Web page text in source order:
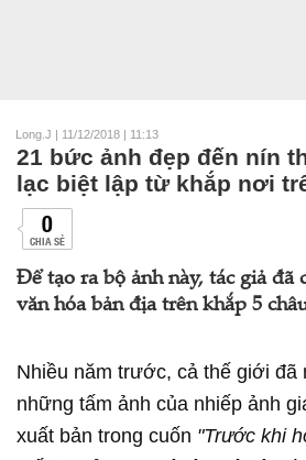
Long.J | 11/12/2018 | 11:13
21 bức ảnh đẹp đến nín
lạc biệt lập từ khắp nơi
0
CHIA SẺ
Để tạo ra bộ ảnh này, tác giả đã
văn hóa bản địa trên khắp 5
Nhiều năm trước, cả thế giới đã
những tấm ảnh của nhiếp ảnh
xuất bản trong cuốn "Trước khi